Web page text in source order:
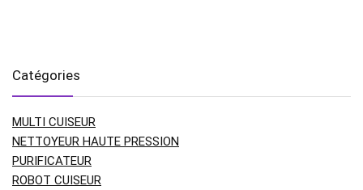
Catégories
MULTI CUISEUR
NETTOYEUR HAUTE PRESSION
PURIFICATEUR
ROBOT CUISEUR